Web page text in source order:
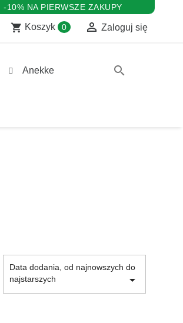
-10% NA PIERWSZE ZAKUPY
shopping_cart Koszyk 0  Zaloguj się
Anekke search
Data dodania, od najnowszych do
najstarszych
